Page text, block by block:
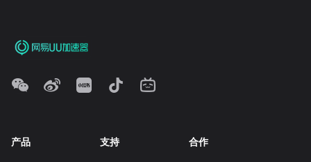
产品 支持 合作